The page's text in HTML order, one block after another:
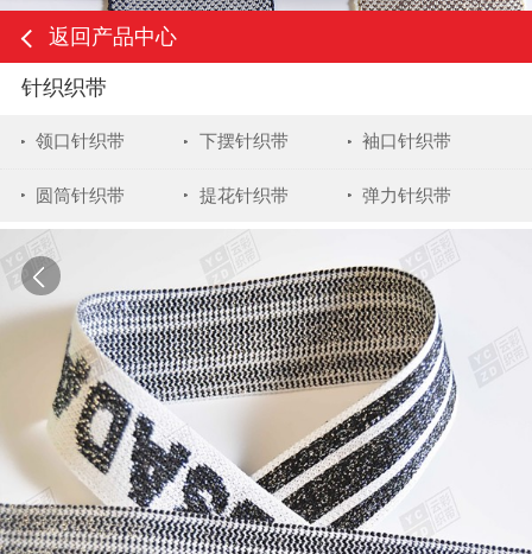
返回产品中心
针织织带
领口针织带 下摆针织带 袖口针织带
圆筒针织带 提花针织带 弹力针织带